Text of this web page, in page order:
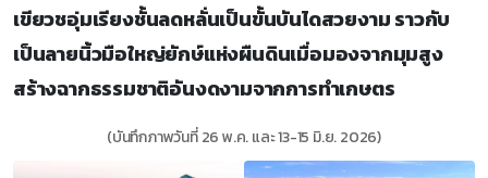
เขียวชอุ่มเรียงชั้นลดหลั่นเป็นขั้นบันไดสวยงาม ราวกับ
เป็นลายนิ้วมือใหญ่ยักษ์แห่งผืนดินเมื่อมองจากมุมสูง
สร้างฉากธรรมชาติอันงดงามจากการทำเกษตร
(บันทึกภาพวันที่ 26 พ.ค. และ 13-15 มิ.ย. 2026)